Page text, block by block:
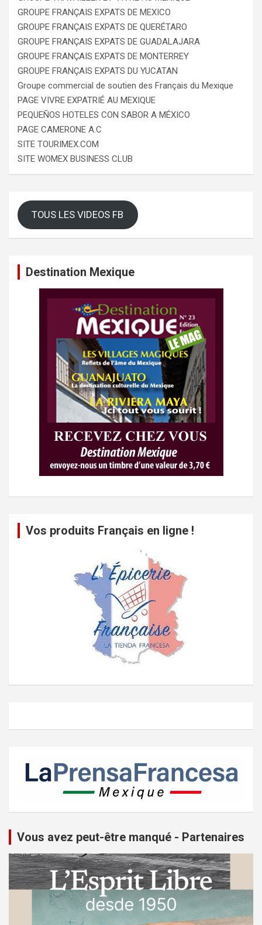
GROUPE FRANÇAIS EXPATS DE MEXICO
GROUPE FRANÇAIS EXPATS DE QUERÉTARO
GROUPE FRANÇAIS EXPATS DE GUADALAJARA
GROUPE FRANÇAIS EXPATS DE MONTERREY
GROUPE FRANÇAIS EXPATS DU YUCATAN
Groupe commercial de soutien des Français du Mexique
PAGE VIVRE EXPATRIÉ AU MEXIQUE
PEQUEÑOS HOTELES CON SABOR A MÉXICO
PAGE CAMERONE A.C
SITE TOURIMEX.COM
SITE WOMEX BUSINESS CLUB
TOUS LES VIDEOS FB
Destination Mexique
Vos produits Français en ligne !
Vous avez peut-être manqué - Partenaires